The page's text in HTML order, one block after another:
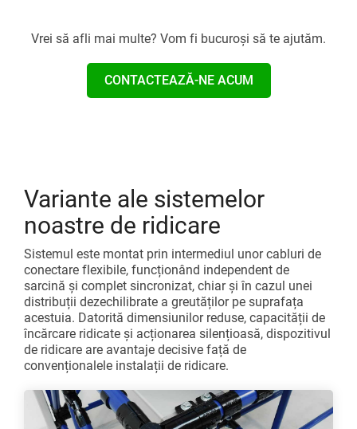
Vrei să afli mai multe? Vom fi bucuroși să te ajutăm.
CONTACTEAZĂ-NE ACUM
Variante ale sistemelor
noastre de ridicare
Sistemul este montat prin intermediul unor cabluri de
conectare flexibile, funcționând independent de
sarcină și complet sincronizat, chiar și în cazul unei
distribuții dezechilibrate a greutăților pe suprafața
acestuia. Datorită dimensiunilor reduse, capacității de
încărcare ridicate și acționarea silențioasă, dispozitivul
de ridicare are avantaje decisive față de
convenționalele instalații de ridicare.